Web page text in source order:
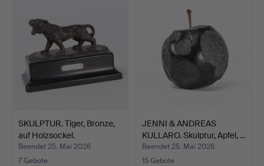
SKULPTUR. Tiger, Bronze,
auf Holzsockel.
Beendet 25. Mai 2026
7 Gebote
JENNI & ANDREAS
KULLARO. Skulptur, Apfel, …
Beendet 25. Mai 2026
15 Gebote